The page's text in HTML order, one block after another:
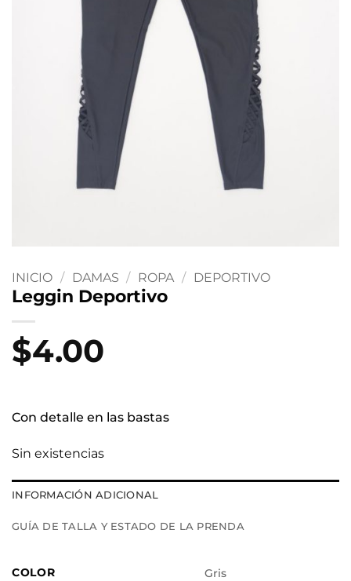
INICIO / DAMAS / ROPA / DEPORTIVO
Leggin Deportivo
$4.00
Con detalle en las bastas
Sin existencias
INFORMACIÓN ADICIONAL
GUÍA DE TALLA Y ESTADO DE LA PRENDA
COLOR Gris